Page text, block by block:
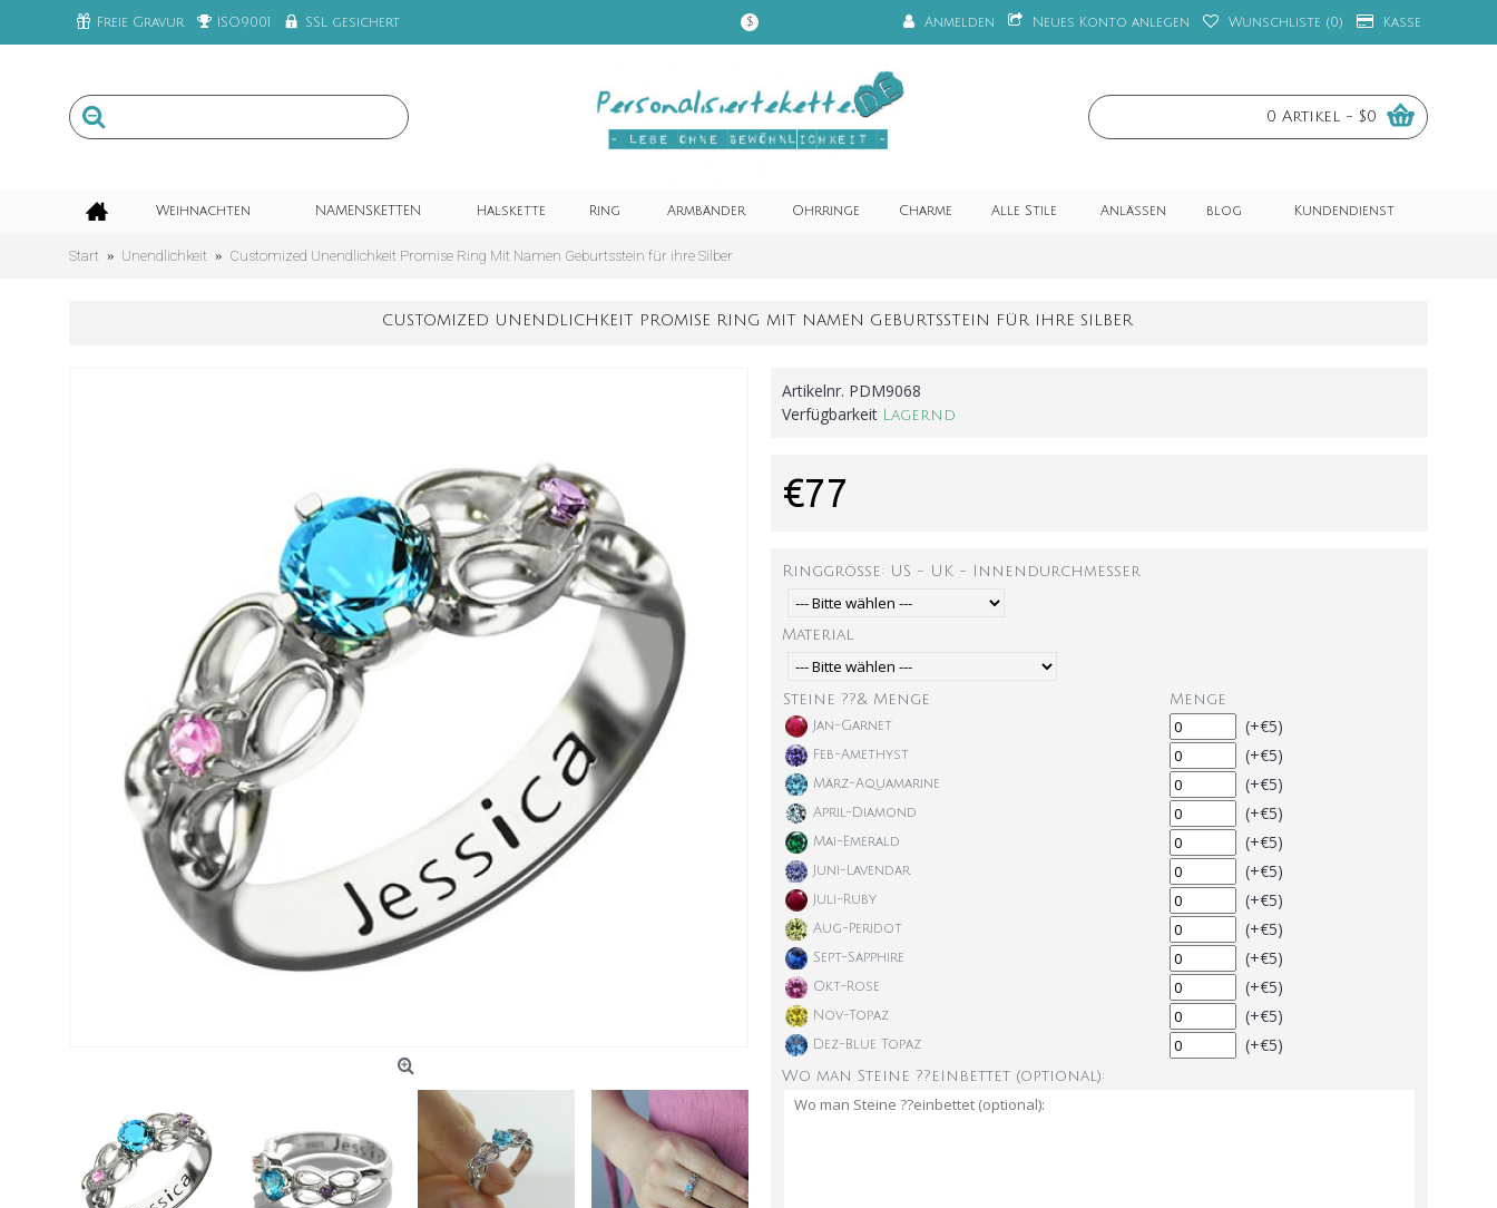
Freie Gravur ISO9001 SSL gesichert $ Anmelden Neues Konto anlegen Wunschliste (0) Kasse
0 Artikel - $0
Weihnachten NAMENSKETTEN Halskette Ring Armbänder Ohrringe Charme Alle Stile Anlässen blog Kundendienst
Start Unendlichkeit Customized Unendlichkeit Promise Ring Mit Namen Geburtsstein für ihre Silber
CUSTOMIZED UNENDLICHKEIT PROMISE RING MIT NAMEN GEBURTSSTEIN FÜR IHRE SILBER
Artikelnr. PDM9068
Verfügbarkeit Lagernd
€77
Ringgröße: US - UK - Innendurchmesser
Material
Steine ??& Menge Menge
Jan-Garnet (+€5)
Feb-Amethyst (+€5)
März-Aquamarine (+€5)
April-Diamond (+€5)
Mai-Emerald (+€5)
Juni-Lavendar (+€5)
Juli-Ruby (+€5)
Aug-Peridot (+€5)
Sept-Sapphire (+€5)
Okt-Rose (+€5)
Nov-Topaz (+€5)
Dez-Blue Topaz (+€5)
Wo man Steine ??einbettet (optional):